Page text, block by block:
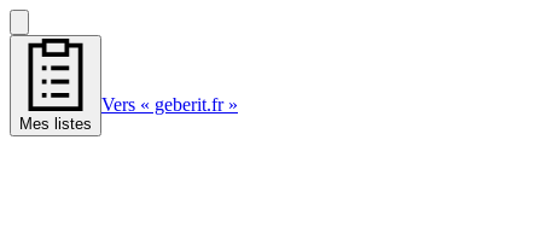
Mes listes
Vers « geberit.fr »